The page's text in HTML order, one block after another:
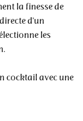
la finesse de
d'un
les
cocktail avec une